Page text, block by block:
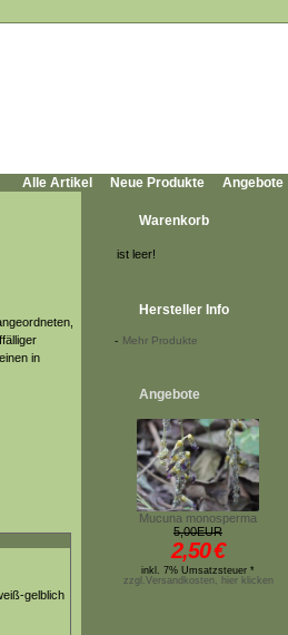
Alle Artikel Neue Produkte Angebote
in
gelblich
Warenkorb
ist leer!
Hersteller Info
- Mehr Produkte
Angebote
Mucuna monosperma
5,00EUR
2,50€
inkl. 7% Umsatzsteuer *
zzgl.Versandkosten, hier klicken